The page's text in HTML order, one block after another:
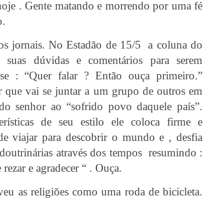
. Gente matando e morrendo por uma fé
jornais. No Estadão de 15/5 a coluna do
dúvidas e comentários para serem
: “Quer falar ? Então ouça primeiro.”
que vai se juntar a um grupo de outros em
senhor ao “sofrido povo daquele país”.
de seu estilo ele coloca firme e
viajar para descobrir o mundo e , desfia
através dos tempos resumindo :
e agradecer “ . Ouça.
as religiões como uma roda de bicicleta.